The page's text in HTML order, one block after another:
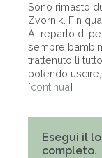
Sono rimasto
Zvornik. Fin
Al reparto di
sempre
trattenuto lì
potendo
[continua]
Esegui il
completo.